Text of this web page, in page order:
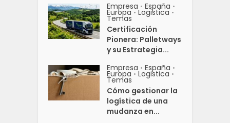
Empresa • España •
Europa • Logistica •
Temas
Certificación
Pionera: Palletways
y su Estrategia...
Empresa • España •
Europa • Logistica •
Temas
Cómo gestionar la
logística de una
mudanza en...